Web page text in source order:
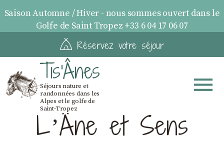
Saison Automne / Hiver - nous sommes ouvert dans le
Golfe de Saint Tropez +33 6 04 17 06 07
Réservez votre séjour
Tis'Ânes
Séjours nature et
randonnées dans les
Alpes et le golfe de
Saint-Tropez
LʼÂne et Sens